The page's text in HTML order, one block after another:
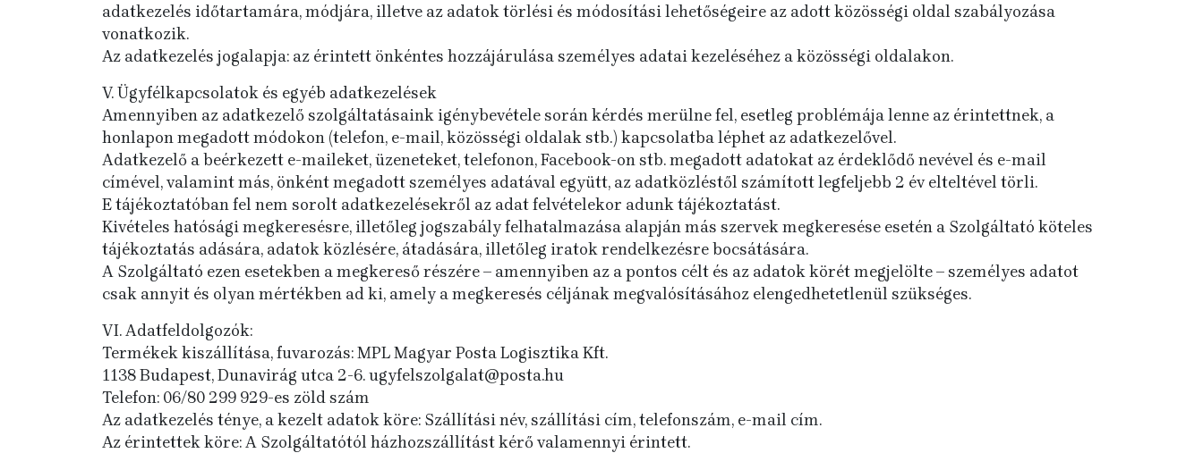
adatkezelés időtartamára, módjára, illetve az adatok törlési és módosítási lehetőségeire az adott közösségi oldal szabályozása
vonatkozik.
Az adatkezelés jogalapja: az érintett önkéntes hozzájárulása személyes adatai kezeléséhez a közösségi oldalakon.
V. Ügyfélkapcsolatok és egyéb adatkezelések
Amennyiben az adatkezelő szolgáltatásaink igénybevétele során kérdés merülne fel, esetleg problémája lenne az érintettnek, a
honlapon megadott módokon (telefon, e-mail, közösségi oldalak stb.) kapcsolatba léphet az adatkezelővel.
Adatkezelő a beérkezett e-maileket, üzeneteket, telefonon, Facebook-on stb. megadott adatokat az érdeklődő nevével és e-mail
címével, valamint más, önként megadott személyes adatával együtt, az adatközléstől számított legfeljebb 2 év elteltével törli.
E tájékoztatóban fel nem sorolt adatkezelésekről az adat felvételekor adunk tájékoztatást.
Kivételes hatósági megkeresésre, illetőleg jogszabály felhatalmazása alapján más szervek megkeresése esetén a Szolgáltató köteles
tájékoztatás adására, adatok közlésére, átadására, illetőleg iratok rendelkezésre bocsátására.
A Szolgáltató ezen esetekben a megkereső részére – amennyiben az a pontos célt és az adatok körét megjelölte – személyes adatot
csak annyit és olyan mértékben ad ki, amely a megkeresés céljának megvalósításához elengedhetetlenül szükséges.
VI. Adatfeldolgozók:
Termékek kiszállítása, fuvarozás: MPL Magyar Posta Logisztika Kft.
1138 Budapest, Dunavirág utca 2-6. ugyfelszolgalat@posta.hu
Telefon: 06/80 299 929-es zöld szám
Az adatkezelés ténye, a kezelt adatok köre: Szállítási név, szállítási cím, telefonszám, e-mail cím.
Az érintettek köre: A Szolgáltatótól házhozszállítást kérő valamennyi érintett.